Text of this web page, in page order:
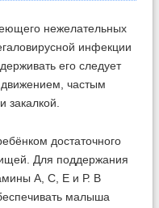
нежелательных
инфекции
его следует
частым
закалкой.
достаточного
Для поддержания
А, С, Е и Р. В
малыша